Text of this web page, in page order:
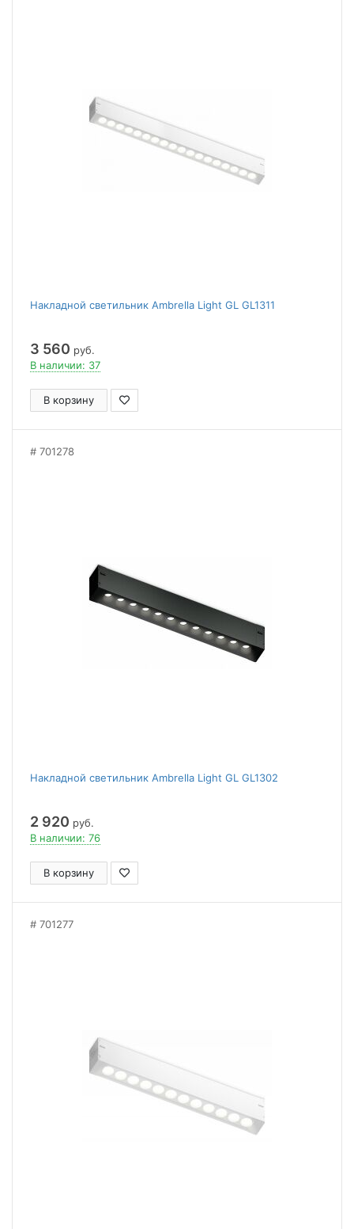
Накладной светильник Ambrella Light GL GL1311
3 560 руб.
В наличии: 37
В корзину
701278
Накладной светильник Ambrella Light GL GL1302
2 920 руб.
В наличии: 76
В корзину
701277